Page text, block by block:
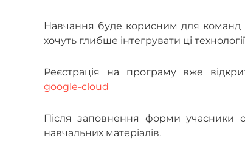
Навчання буде корисним для команд
хочуть глибше інтегрувати ці
Реєстрація на програму вже
google-cloud
Після заповнення форми учасники
навчальних матеріалів.